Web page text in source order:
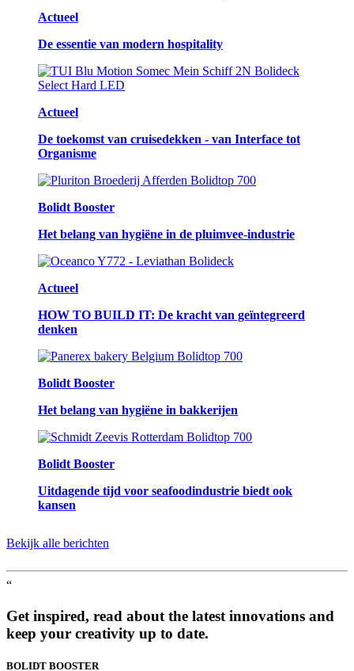
Actueel
De essentie van modern hospitality
Actueel
De toekomst van cruisedekken - van Interface tot
Organisme
Bolidt Booster
Het belang van hygiëne in de pluimvee-industrie
Actueel
HOW TO BUILD IT: De kracht van geïntegreerd
denken
Bolidt Booster
Het belang van hygiëne in bakkerijen
Bolidt Booster
Uitdagende tijd voor seafoodindustrie biedt ook
kansen
Bekijk alle berichten
“
Get inspired, read about the latest innovations and
keep your creativity up to date.
BOLIDT BOOSTER